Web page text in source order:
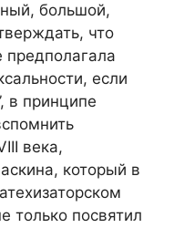
большой,
что
предполагала
если
в принципе
века,
который в
только посвятил